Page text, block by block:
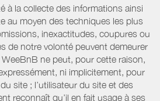
à la collecte des informations ainsi
au moyen des techniques les plus
inexactitudes, coupures ou
de notre volonté peuvent demeurer
WeeBnB ne peut, pour cette raison,
ni implicitement, pour
site ; l’utilisateur du site et des
reconnaît qu’il en fait usage à ses